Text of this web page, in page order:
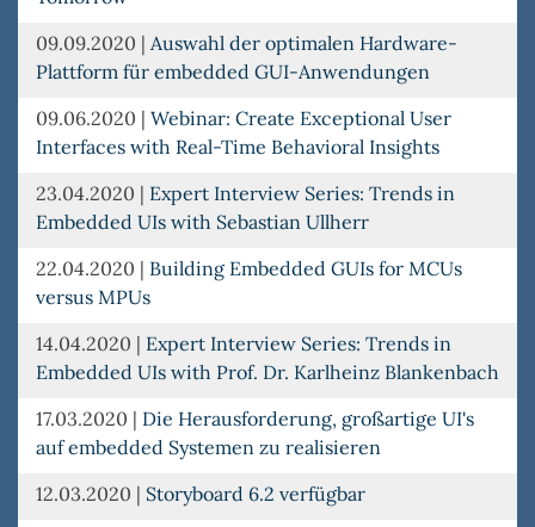
09.09.2020 | Auswahl der optimalen Hardware-
Plattform für embedded GUI-Anwendungen
09.06.2020 | Webinar: Create Exceptional User
Interfaces with Real-Time Behavioral Insights
23.04.2020 | Expert Interview Series: Trends in
Embedded UIs with Sebastian Ullherr
22.04.2020 | Building Embedded GUIs for MCUs
versus MPUs
14.04.2020 | Expert Interview Series: Trends in
Embedded UIs with Prof. Dr. Karlheinz Blankenbach
17.03.2020 | Die Herausforderung, großartige UI's
auf embedded Systemen zu realisieren
12.03.2020 | Storyboard 6.2 verfügbar